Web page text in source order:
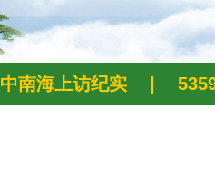
中南海上访纪实